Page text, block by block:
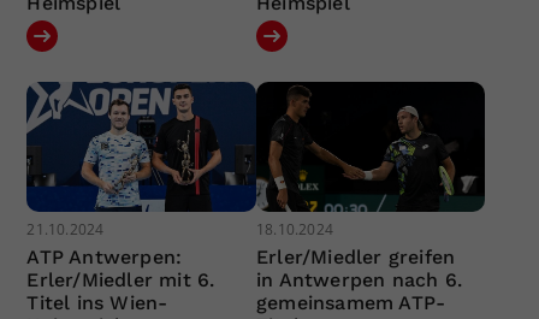
21.10.2024
ATP Antwerpen:
Erler/Miedler mit 6.
Titel ins Wien-
18.10.2024
Erler/Miedler greifen
in Antwerpen nach 6.
gemeinsamem ATP-